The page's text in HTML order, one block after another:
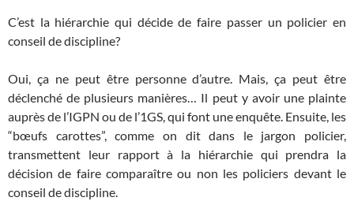
C’est la hiérarchie qui décide de faire passer un policier en
conseil de discipline?
Oui, ça ne peut être personne d’autre. Mais, ça peut être
déclenché de plusieurs manières… Il peut y avoir une plainte
auprès de l’IGPN ou de l’1GS, qui font une enquête. Ensuite, les
“bœufs carottes”, comme on dit dans le jargon policier,
transmettent leur rapport à la hiérarchie qui prendra la
décision de faire comparaître ou non les policiers devant le
conseil de discipline.